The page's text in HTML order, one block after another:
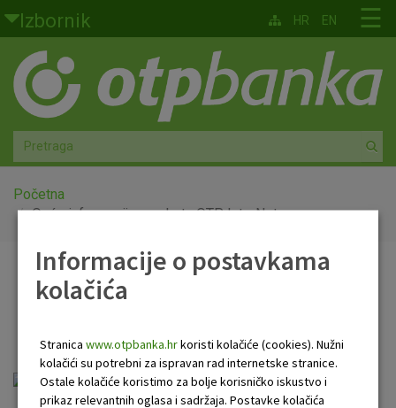
Skoči na glavni sadržaj
Izbornik
Građani
Privatno bankarstvo
Agro
Mala poduzeća i obrtnici
Globalna tržišta
O nama
☰
HR EN
Početna
Opće informacije o paketu OTP InterNet
Opće informacije o
Opće informacije o Paketu Internet.pdf
Informacije o postavkama
kolačića
Stranica www.otpbanka.hrkoristi kolačiće (cookies). Nužni
kolačići su potrebni za ispravan rad internetske stranice.
Ostale kolačiće koristimo za bolje korisničko iskustvo i
prikaz relevantnih oglasa i sadržaja. Postavke kolačića